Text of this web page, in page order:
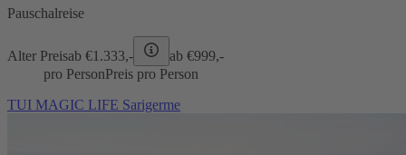
Pauschalreise
Alter Preisab €1.333,- ab €999,-
pro PersonPreis pro Person
TUI MAGIC LIFE Sarigerme